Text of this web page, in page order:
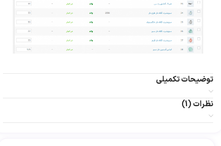
توضیحات تکمیلی
نظرات (1)